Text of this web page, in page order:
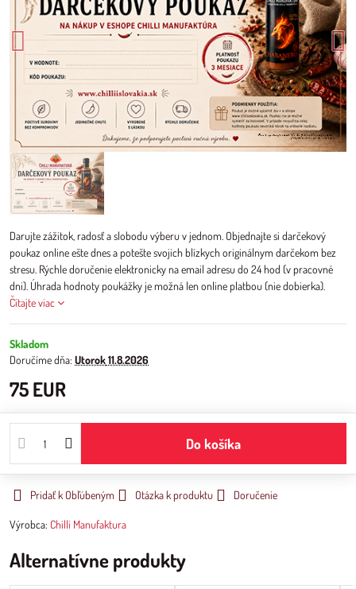
Darujte zážitok, radosť a slobodu výberu v jednom. Objednajte si darčekový
poukaz online ešte dnes a potešte svojich blízkych originálnym darčekom bez
stresu. Rýchle doručenie elektronicky na email adresu do 24 hod (v pracovné
dni). Úhrada hodnoty poukážky je možná len online platbou (nie dobierka).
Čítajte viac
Skladom
Doručíme dňa: Utorok11.8.2026
75 EUR
Do košíka
Pridať k Obľúbeným Otázka k produktu Doručenie
Výrobca: Chilli Manufaktura
Alternatívne produkty